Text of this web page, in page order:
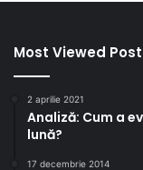
Most Viewed
2 aprilie 2021
Analiză: Cum a
lună?
17 decembrie 2014